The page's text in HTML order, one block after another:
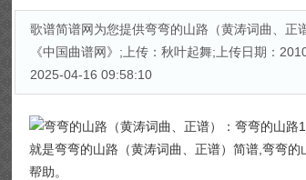
歌谱简谱网为您提供弯弯的山路（黄涛词曲、正
《中国曲谱网》;上传：秋叶起舞;上传日期：
2025-04-16 09:58:10
就是弯弯的山路（黄涛词曲、正谱）简谱,弯弯
帮助。